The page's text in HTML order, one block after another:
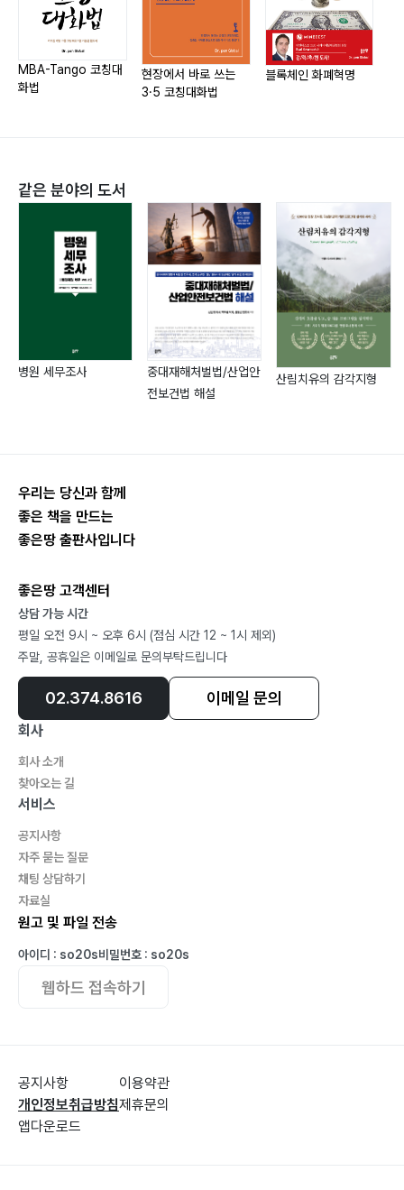
15. 1회 용품 사용 줄이기에 동참하자― 61
16. 환경 대재앙과 맞서 싸우는 우리의 장수, 나무― 63
17. 지구촌 공기는 우리 모두의 공동 자산이다― 66
18. 빛 바랜 청정의 보고, 우리의 바다― 69
2부 부록 - 200조 달러의 재정확보, 지구를 살린다
1. 지구를 리모델링해야 지구가 산다― 79
2. 지구온난화, 나무심기에 달려있다, 전문가 이광모의 제
안― 81
3. 200조 달러에 준하는 재정확보, 지구를 살린다― 84
4. 숲의 나무빵 기념비석― 87
5. 『숲의 나무빵』 전 세계 180개국 아마존 사이트에서 판
매― 88
6. ?지구촌 30그루 나무심기 운동본부
특허기술 소개서
이광모의 생각
실로― 114
2. 만약 인간이 지구에서 사라진다면― 116
3. 지구촌 산불을 정복하라― 118
각국이 협력하여 정복하라― 120
5. 첨단 무기와 핵을 폐기하여 지구 리모델링에 동참하라
6. 나무 소비 줄이기 ― 124
7. 천년을 사는 나무의 지혜를 인간이 배워야 지구가 산다
8. 인간과 나무가 최상위 동반자 되어야 지구가 산다―
128
9. 인간들 생각을 바꿔야 지구가 산다― 130
MBA-Tango 코칭대
화법
현장에서 바로 쓰는
3·5 코칭대화법
블록체인 화폐혁명
같은 분야의 도서
병원 세무조사
중대재해처벌법/산업안
전보건법 해설
산림치유의 감각지형
우리는 당신과 함께
좋은 책을 만드는
좋은땅 출판사입니다
좋은땅 고객센터
상담 가능 시간
평일 오전 9시 ~ 오후 6시 (점심 시간 12 ~ 1시 제외)
주말, 공휴일은 이메일로 문의부탁드립니다
02.374.8616 이메일 문의
회사
회사 소개
찾아오는 길
서비스
공지사항
자주 묻는 질문
채팅 상담하기
자료실
원고 및 파일 전송
아이디 : so20s비밀번호 : so20s
웹하드 접속하기
공지사항
개인정보취급방침
앱다운로드
이용약관
제휴문의